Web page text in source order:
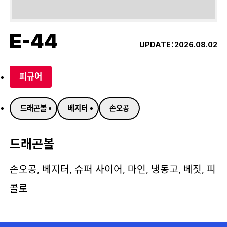
E-44 UPDATE：2026.08.02
피규어
드래곤볼 베지터 손오공
드래곤볼
손오공, 베지터, 슈퍼 사이어, 마인, 냉동고, 베짓, 피
콜로